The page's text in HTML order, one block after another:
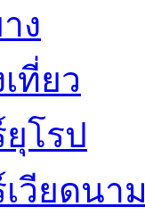
ง
ที่ยว
โรป
วียดนาม